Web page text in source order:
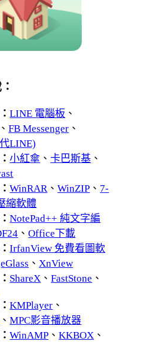
LINE 電腦板 、
、FB Messenger 、
LINE)
小紅傘 、卡巴斯基 、
WinRAR 、WinZIP 、 7-
縮軟體
NotePad++ 純文字編
、Office下載
IrfanView 免費看圖軟
、 XnView
ShareX 、FastStone 、
KMPlayer 、
、MPC影音播放器
WinAMP 、KKBOX 、